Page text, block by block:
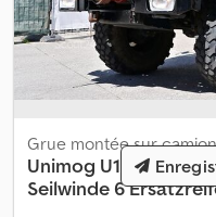
Grue montée sur camion
Unimog U1650 Kran
Seilwinde 6